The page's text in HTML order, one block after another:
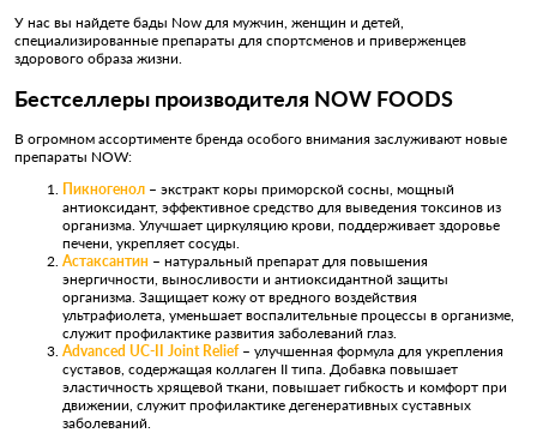
У нас вы найдете бады Now для мужчин, женщин и детей,
специализированные препараты для спортсменов и приверженцев
здорового образа жизни.
Бестселлеры производителя NOW FOODS
В огромном ассортименте бренда особого внимания заслуживают новые
препараты NOW:
Пикногенол – экстракт коры приморской сосны, мощный
антиоксидант, эффективное средство для выведения токсинов из
организма. Улучшает циркуляцию крови, поддерживает здоровье
печени, укрепляет сосуды.
Астаксантин – натуральный препарат для повышения
энергичности, выносливости и антиоксидантной защиты
организма. Защищает кожу от вредного воздействия
ультрафиолета, уменьшает воспалительные процессы в организме,
служит профилактике развития заболеваний глаз.
Advanced UC-II Joint Relief– улучшенная формула для укрепления
суставов, содержащая коллаген II типа. Добавка повышает
эластичность хрящевой ткани, повышает гибкость и комфорт при
движении, служит профилактике дегенеративных суставных
заболеваний.